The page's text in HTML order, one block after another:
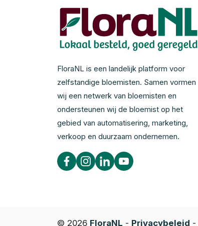
FloraNL is een landelijk platform voor
zelfstandige bloemisten. Samen vormen
wij een netwerk van bloemisten en
ondersteunen wij de bloemist op het
gebied van automatisering, marketing,
verkoop en duurzaam ondernemen.
© 2026 FloraNL - Privacybeleid -